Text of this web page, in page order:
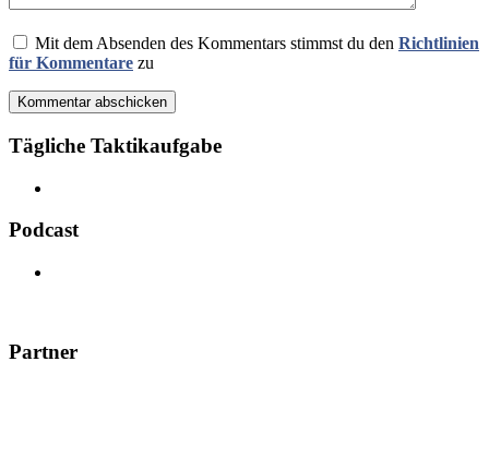
Mit dem Absenden des Kommentars stimmst du den Richtlinien
für Kommentare zu
Kommentar abschicken
Tägliche Taktikaufgabe
Podcast
Partner